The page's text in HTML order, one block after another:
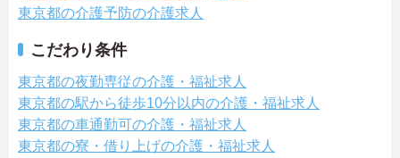
東京都の介護予防の介護求人
こだわり条件
東京都の夜勤専従の介護・福祉求人
東京都の駅から徒歩10分以内の介護・福祉求人
東京都の車通勤可の介護・福祉求人
東京都の寮・借り上げの介護・福祉求人